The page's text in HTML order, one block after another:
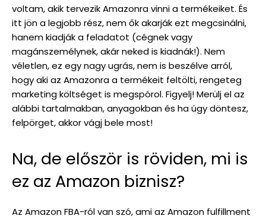
voltam, akik tervezik Amazonra vinni a termékeiket. És
itt jön a legjobb rész, nem ők akarják ezt megcsinálni,
hanem kiadják a feladatot (cégnek vagy
magánszemélynek, akár neked is kiadnák!). Nem
véletlen, ez egy nagy ugrás, nem is beszélve arról,
hogy aki az Amazonra a termékeit feltölti, rengeteg
marketing költséget is megspórol. Figyelj! Merülj el az
alábbi tartalmakban, anyagokban és ha úgy döntesz,
felpörget, akkor vágj bele most!
Na, de először is röviden, mi is
ez az Amazon biznisz?
Az Amazon FBA-ról van szó, ami az Amazon fulfillment